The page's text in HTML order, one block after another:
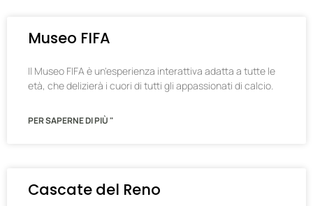
Museo FIFA
Il Museo FIFA è un'esperienza interattiva adatta a tutte le
età, che delizierà i cuori di tutti gli appassionati di calcio.
PER SAPERNE DI PIÙ "
Cascate del Reno